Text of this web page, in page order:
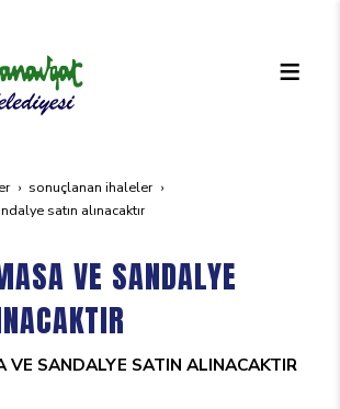
sonuçlanan i̇haleler
satin alinacaktir
VE SANDALYE
VE SANDALYE SATIN ALINACAKTIR